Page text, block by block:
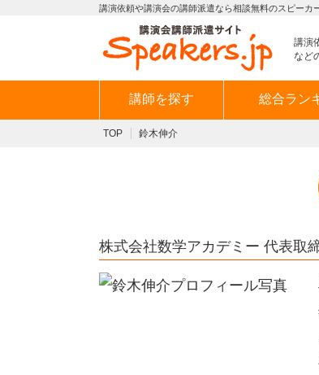
講演依頼や講演会の講師派遣なら相談無料のスピー
講演
など
講師を探す 総合ラン
TOP 鈴木伸介
株式会社数学アカデミー 代表取